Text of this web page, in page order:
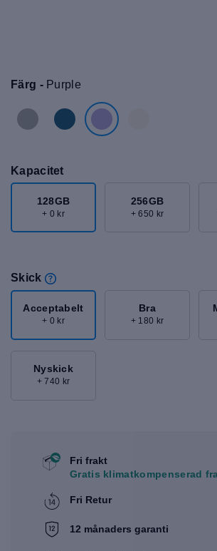
Färg - Purple
Kapacitet
128GB
+ 0 kr
256GB
+ 650 kr
Skick
Acceptabelt
+ 0 kr
Bra
+ 180 kr
Nyskick
+ 740 kr
Fri frakt
Gratis klimatkompenserad
Fri Retur
12 månaders garanti